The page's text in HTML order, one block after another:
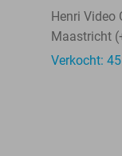
Henri Video
Maastricht
Verkocht: 45